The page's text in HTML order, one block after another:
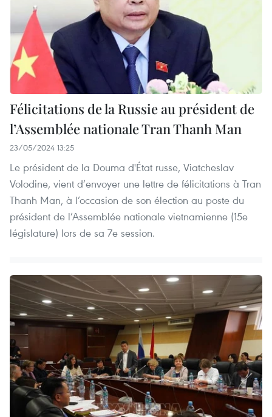
Félicitations de la Russie au président de
l’Assemblée nationale Tran Thanh Man
23/05/2024 13:25
Le président de la Douma d'État russe, Viatcheslav
Volodine, vient d’envoyer une lettre de félicitations à Tran
Thanh Man, à l’occasion de son élection au poste du
président de l’Assemblée nationale vietnamienne (15e
législature) lors de sa 7e session.